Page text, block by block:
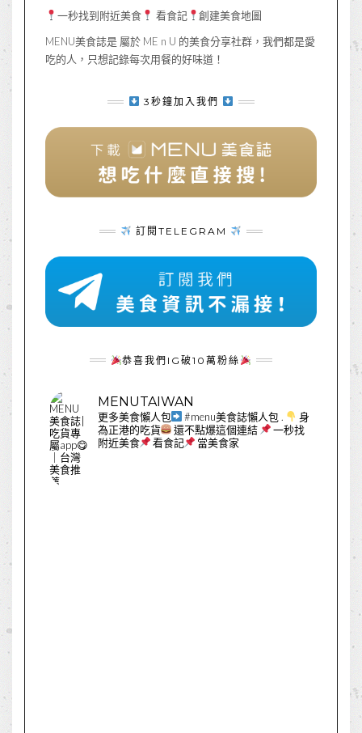
一秒找到附近美食 看食記
創建美食地圖
MENU美食誌是 屬於 ME n U 的美食分享社群，我們都是愛
吃的人，只想記錄每次用餐的好味道！
3秒鐘加入我們
訂閱TELEGRAM
恭喜我們IG破10萬粉絲
MENUTAIWAN
更多美食懶人包 #menu美食誌懶人包 .
身
為正港的吃貨
還不點爆這個連結
一秒找
附近美食
看食記 當美食家